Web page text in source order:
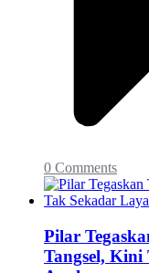
0 Comments
Pilar
Tangsel,